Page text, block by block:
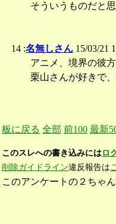
そういうものだと
14 :名無しさん 15/03/21
アニメ、境界の彼
栗山さんが好きで
板に戻る 全部 前100 最新
このスレへの書き込みにはロ
削除ガイドライン違反報告は
このアンケートの２ちゃ